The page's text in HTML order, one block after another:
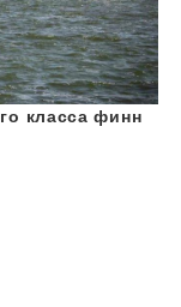
класса финн